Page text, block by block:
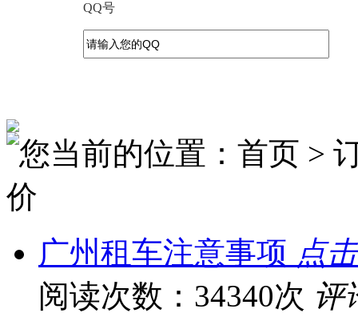
QQ号
您当前的位置：首页 >
价
广州租车注意事项 点
阅读次数：34340次 评